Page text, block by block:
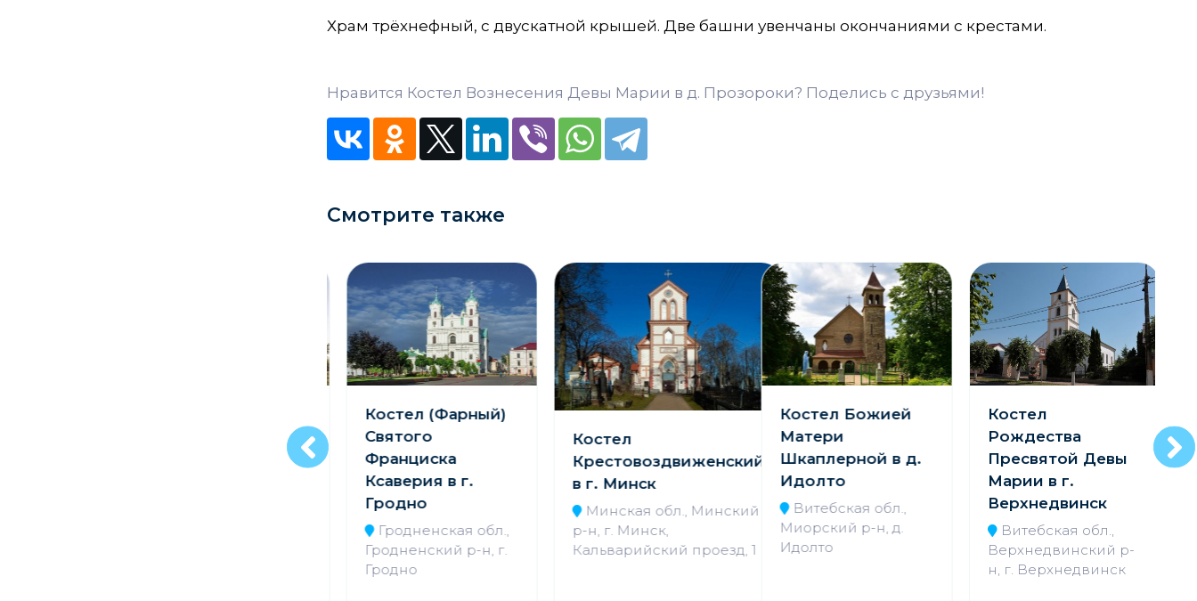
Храм трёхнефный, с двускатной крышей. Две башни увенчаны окончаниями с крестами.
Нравится Костел Вознесения Девы Марии в д. Прозороки? Поделись с друзьями!
Смотрите также
Божией Доброго
Костел (Фарный)
Святого
Франциска
Ксаверия в г.
Гродно
Гродненская обл.,
Гродненский р-н, г.
Гродно
Костел
Крестовоздвиженский
в г. Минск
Минская обл., Минский
р-н, г. Минск,
Кальварийский проезд, 1
Костел Божией
Матери
Шкаплерной в д.
Идолто
Витебская обл.,
Миорский р-н, д.
Идолто
Костел
Рождества
Пресвятой Девы
Марии в г.
Верхнедвинск
Витебская обл.,
Верхнедвинский р-
н, г. Верхнедвинск